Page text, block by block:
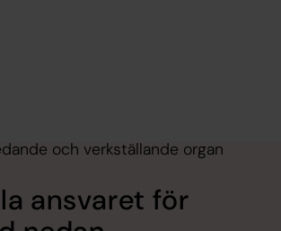
och verkställande organ
ansvaret för